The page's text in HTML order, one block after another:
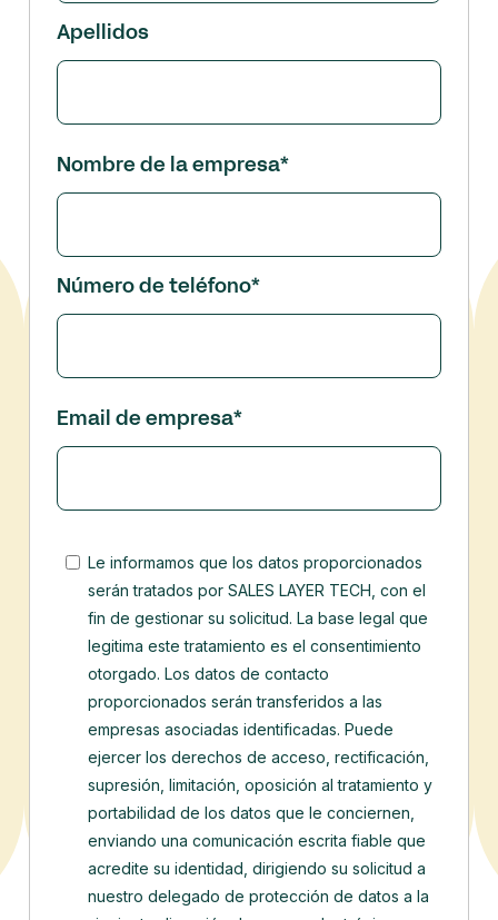
Apellidos
Nombre de la empresa*
Número de teléfono*
Email de empresa*
Le informamos que los datos proporcionados
serán tratados por SALES LAYER TECH, con el
fin de gestionar su solicitud. La base legal que
legitima este tratamiento es el consentimiento
otorgado. Los datos de contacto
proporcionados serán transferidos a las
empresas asociadas identificadas. Puede
ejercer los derechos de acceso, rectificación,
supresión, limitación, oposición al tratamiento y
portabilidad de los datos que le conciernen,
enviando una comunicación escrita fiable que
acredite su identidad, dirigiendo su solicitud a
nuestro delegado de protección de datos a la